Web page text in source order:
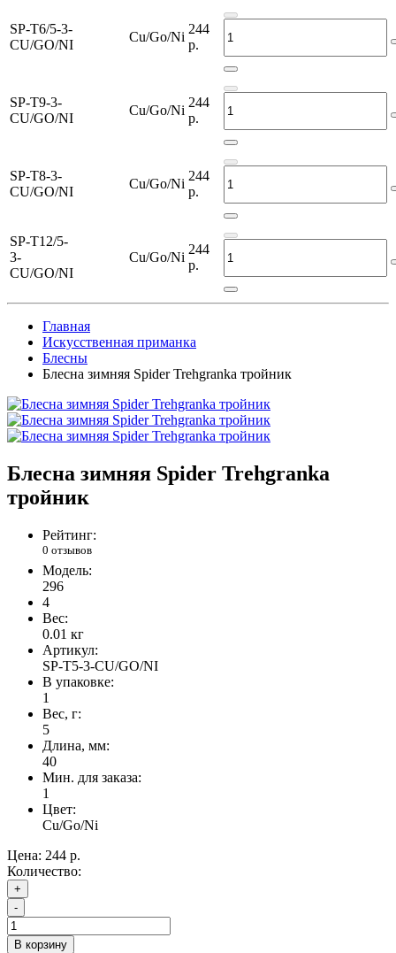
SP-T6/5-3-
CU/GO/NI
Cu/Go/Ni
244
р.
SP-T9-3-
CU/GO/NI
Cu/Go/Ni
244
р.
SP-T8-3-
CU/GO/NI
Cu/Go/Ni
244
р.
SP-T12/5-
3-
CU/GO/NI
Cu/Go/Ni
244
р.
Главная
Искусственная приманка
Блесны
Блесна зимняя Spider Trehgranka тройник
Блесна зимняя Spider Trehgranka
тройник
Рейтинг:
0 отзывов
Модель:
296
4
Вес:
0.01 кг
Артикул:
SP-T5-3-CU/GO/NI
В упаковке:
1
Вес, г:
5
Длина, мм:
40
Мин. для заказа:
1
Цвет:
Cu/Go/Ni
Цена: 244 р.
Количество:
+
-
В корзину